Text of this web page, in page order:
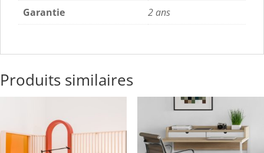
Garantie
2 ans
Produits similaires